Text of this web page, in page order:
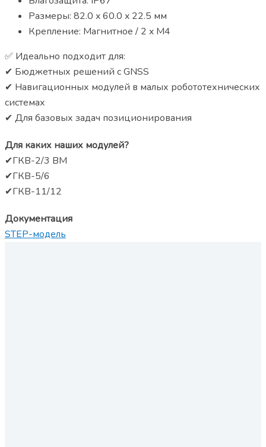
Размеры: 82.0 x 60.0 x 22.5 мм
Крепление: Магнитное / 2 x M4
✅ Идеально подходит для:
✔ Бюджетных решений с GNSS
✔ Навигационных модулей в малых робототехнических
системах
✔ Для базовых задач позиционирования
Для каких наших модулей?
✔ГКВ-2/3 ВМ
✔ГКВ-5/6
✔ГКВ-11/12
Документация
STEP-модель